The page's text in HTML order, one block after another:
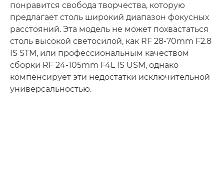
понравится свобода творчества, которую
предлагает столь широкий диапазон фокусных
расстояний. Эта модель не может похвастаться
столь высокой светосилой, как RF 28-70mm F2.8
IS STM, или профессиональным качеством
сборки RF 24-105mm F4L IS USM, однако
компенсирует эти недостатки исключительной
универсальностью.